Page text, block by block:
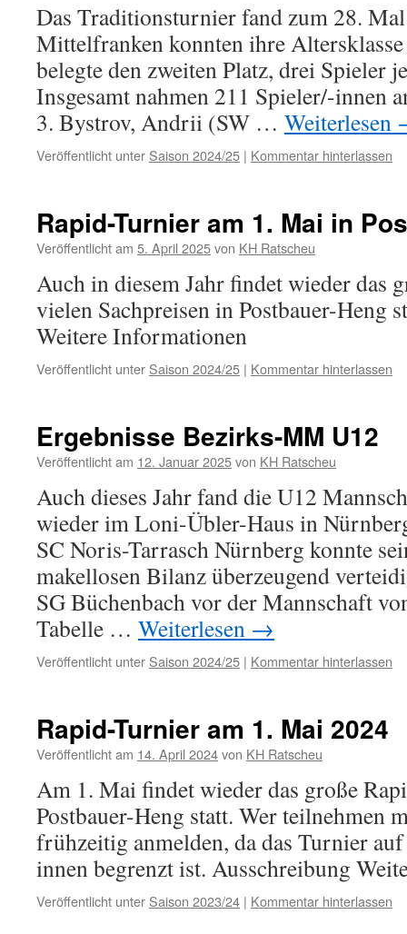
Das Traditionsturnier fand zum 28.
Mittelfranken konnten ihre
belegte den zweiten Platz, drei Spieler
Insgesamt nahmen 211 Spieler/-innen
3. Bystrov, Andrii (SW … Weiterlesen
Veröffentlicht unter Saison 2024/25 | Kommentar hinterlassen
Rapid-Turnier am 1. Mai in
Veröffentlicht am 5. April 2025von KH Ratscheu
Auch in diesem Jahr findet wieder das
vielen Sachpreisen in Postbauer-Heng
Weitere Informationen
Veröffentlicht unter Saison 2024/25 | Kommentar hinterlassen
Ergebnisse Bezirks-MM U12
Veröffentlicht am 12. Januar 2025von KH Ratscheu
Auch dieses Jahr fand die U12
wieder im Loni-Übler-Haus in
SC Noris-Tarrasch Nürnberg konnte
makellosen Bilanz überzeugend
SG Büchenbach vor der Mannschaft
Tabelle … Weiterlesen →
Veröffentlicht unter Saison 2024/25 | Kommentar hinterlassen
Rapid-Turnier am 1. Mai 2024
Veröffentlicht am 14. April 2024von KH Ratscheu
Am 1. Mai findet wieder das große
Postbauer-Heng statt. Wer teilnehmen
frühzeitig anmelden, da das Turnier
innen begrenzt ist. Ausschreibung
Veröffentlicht unter Saison 2023/24 | Kommentar hinterlassen